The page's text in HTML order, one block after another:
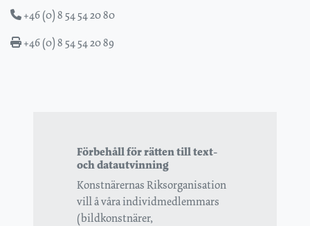
+46 (0) 8 54 54 20 80
+46 (0) 8 54 54 20 89
Förbehåll för rätten till text-
och datautvinning
Konstnärernas Riksorganisation
vill å våra individmedlemmars
(bildkonstnärer,